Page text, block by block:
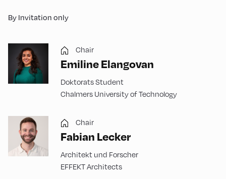
By Invitation only
Chair
Emiline Elangovan
Doktorats Student
Chalmers University of Technology
Chair
Fabian Lecker
Architekt und Forscher
EFFEKT Architects